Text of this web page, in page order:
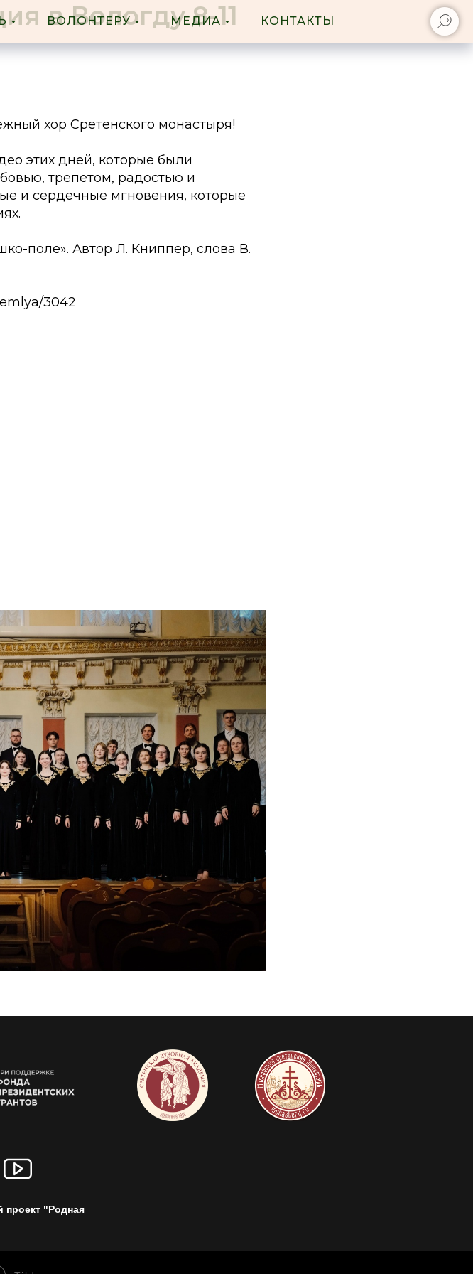
ВОЛОНТЕРУ МЕДИА КОНТАКТЫ
в Вологду 8-11
хор Сретенского монастыря!
этих дней, которые были
трепетом, радостью и
и сердечные мгновения, которые
поле». Автор Л. Книппер, слова В.
3042
"Родная